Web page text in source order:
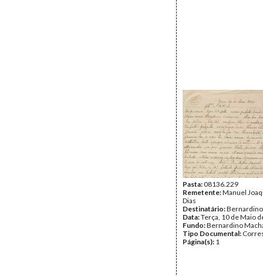
Pasta:08136.229
Remetente:Manuel
Dias
Destinatário:
Data:Terça, 10 de Maio
Fundo:Bernardino
Tipo Documental:
Página(s): 1